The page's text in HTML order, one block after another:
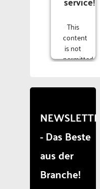
This
content
is not
permitted
due to
that
are
not
disclosed
to the
The
- Das Beste
aus der
Branche!